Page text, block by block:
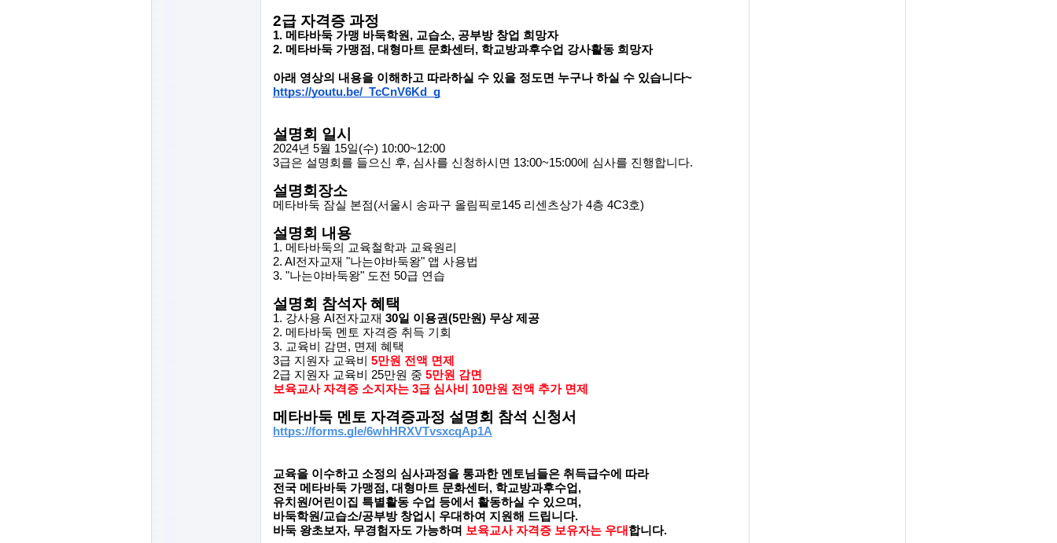
2급 자격증 과정
1. 메타바둑 가맹 바둑학원, 교습소, 공부방 창업 희망자
2. 메타바둑 가맹점, 대형마트 문화센터, 학교방과후수업 강사활동 희망자
아래 영상의 내용을 이해하고 따라하실 수 있을 정도면 누구나 하실 수 있습니다~
https://youtu.be/_TcCnV6Kd_g
설명회 일시
2024년 5월 15일(수) 10:00~12:00
3급은 설명회를 들으신 후, 심사를 신청하시면 13:00~15:00에 심사를 진행합니다.
설명회장소
메타바둑 잠실 본점(서울시 송파구 올림픽로145 리센츠상가 4층 4C3호)
설명회 내용
1. 메타바둑의 교육철학과 교육원리
2. AI전자교재 "나는야바둑왕" 앱 사용법
3. "나는야바둑왕" 도전 50급 연습
설명회 참석자 혜택
1. 강사용 AI전자교재 30일 이용권(5만원) 무상 제공
2. 메타바둑 멘토 자격증 취득 기회
3. 교육비 감면, 면제 혜택
3급 지원자 교육비 5만원 전액 면제
2급 지원자 교육비 25만원 중 5만원 감면
보육교사 자격증 소지자는 3급 심사비 10만원 전액 추가 면제
메타바둑 멘토 자격증과정 설명회 참석 신청서
https://forms.gle/6whHRXVTvsxcqAp1A
교육을 이수하고 소정의 심사과정을 통과한 멘토님들은 취득급수에 따라
전국 메타바둑 가맹점, 대형마트 문화센터, 학교방과후수업,
유치원/어린이집 특별활동 수업 등에서 활동하실 수 있으며,
바둑학원/교습소/공부방 창업시 우대하여 지원해 드립니다.
바둑 왕초보자, 무경험자도 가능하며 보육교사 자격증 보유자는 우대합니다.